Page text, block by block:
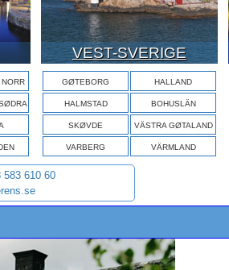
VEST-SVERIGE
GØTEBORG HALLAND
HALMSTAD BOHUSLÄN
SKØVDE VÄSTRA GØTALAND
VARBERG VÄRMLAND
583 610 60